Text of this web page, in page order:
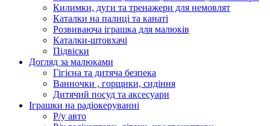
Килимки, дуги та тренажери для немовлят
Каталки на палиці та канаті
Розвиваюча іграшка для малюків
Каталки-штовхачі
Підвіски
Догляд за малюками
Гігієна та дитяча безпека
Ванночки , горщики, сидіння
Дитячий посуд та аксесуари
Іграшки на радіокеруванні
Р/у авто